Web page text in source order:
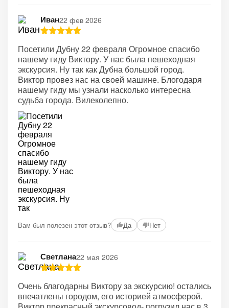
Иван22 фев 2026
Посетили Дубну 22 февраля Огромное спасибо
нашему гиду Виктору. У нас была пешеходная
экскурсия. Ну так как Дубна большой город.
Виктор провез нас на своей машине. Блогодаря
нашему гиду мы узнали насколько интересна
судьба города. Вилеколепно.
Вам был полезен этот отзыв? Да Нет
Светлана22 мая 2026
Очень благодарны Виктору за экскурсию! остались
впечатлены городом, его историей атмосферой.